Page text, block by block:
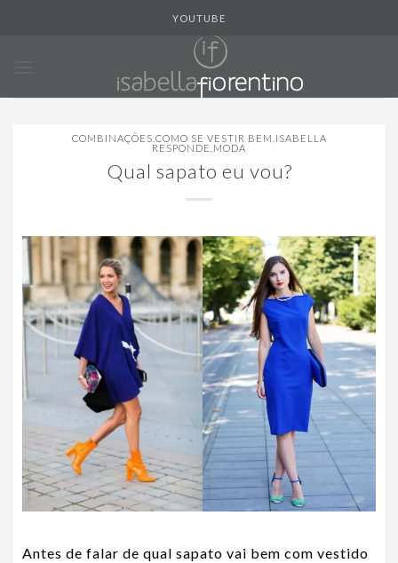
YOUTUBE
COMBINAÇÕES COMO SE VESTIR BEM ISABELLA
RESPONDE MODA
Qual sapato eu vou?
Antes de falar de qual sapato vai bem com vestido